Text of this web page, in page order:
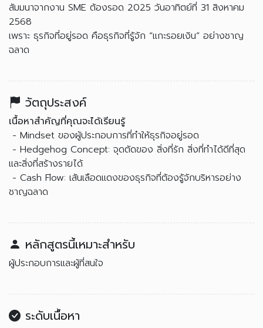
สัมมนาจากงาน SME ต้องรอด 2025 วันอาทิตย์ที่ 31 สิงหาคม
2568
เพราะ ธุรกิจที่อยู่รอด คือธุรกิจที่รู้จัก “แกะรอยเงิน” อย่างชาญ
ฉลาด
วัตถุประสงค์
เนื้อหาสำคัญที่คุณจะได้เรียนรู้
- Mindset ของผู้ประกอบการที่ทำให้ธุรกิจอยู่รอด
- Hedgehog Concept: จุดตัดของ สิ่งที่รัก สิ่งที่ทำได้ดีที่สุด
และสิ่งที่สร้างรายได้
- Cash Flow: เส้นเลือดแดงของธุรกิจที่ต้องรู้จักบริหารอย่าง
ชาญฉลาด
หลักสูตรนี้เหมาะสำหรับ
ผู้ประกอบการและผู้ที่สนใจ
ระดับเนื้อหา